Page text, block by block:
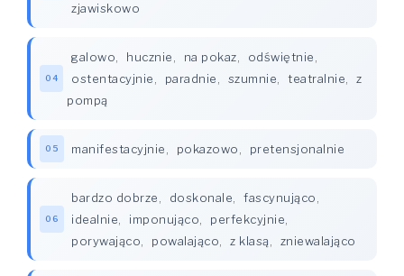
zjawiskowo
04
galowo, hucznie, na pokaz, odświętnie,
ostentacyjnie, paradnie, szumnie, teatralnie,
z
pompą
05 manifestacyjnie, pokazowo, pretensjonalnie
06
bardzo dobrze, doskonale, fascynująco,
idealnie, imponująco, perfekcyjnie,
porywająco, powalająco, z klasą, zniewalająco